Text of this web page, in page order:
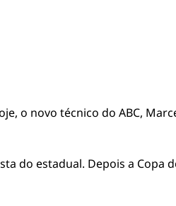
o novo técnico do ABC,
do estadual. Depois a Copa